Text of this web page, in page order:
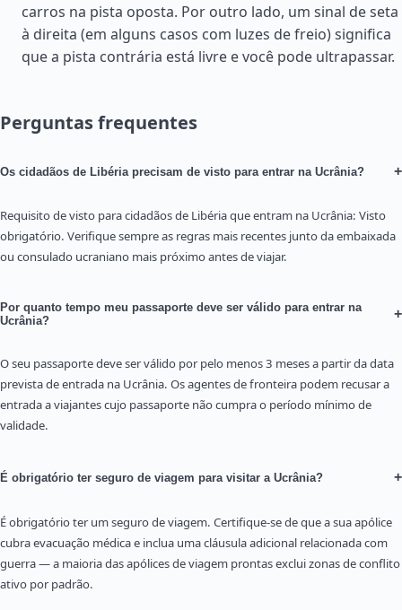
carros na pista oposta. Por outro lado, um sinal de seta
à direita (em alguns casos com luzes de freio) significa
que a pista contrária está livre e você pode ultrapassar.
Perguntas frequentes
Os cidadãos de Libéria precisam de visto para entrar na Ucrânia? +
Requisito de visto para cidadãos de Libéria que entram na Ucrânia: Visto
obrigatório. Verifique sempre as regras mais recentes junto da embaixada
ou consulado ucraniano mais próximo antes de viajar.
Por quanto tempo meu passaporte deve ser válido para entrar na
Ucrânia?
+
O seu passaporte deve ser válido por pelo menos 3 meses a partir da data
prevista de entrada na Ucrânia. Os agentes de fronteira podem recusar a
entrada a viajantes cujo passaporte não cumpra o período mínimo de
validade.
É obrigatório ter seguro de viagem para visitar a Ucrânia? +
É obrigatório ter um seguro de viagem. Certifique-se de que a sua apólice
cubra evacuação médica e inclua uma cláusula adicional relacionada com
guerra — a maioria das apólices de viagem prontas exclui zonas de conflito
ativo por padrão.